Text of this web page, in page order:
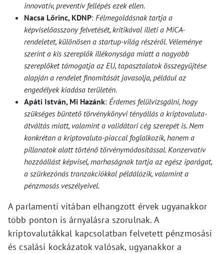
innovatív, preventív fellépés ezek ellen.
Nacsa Lőrinc, KDNP: Félmegoldásnak tartja a
képviselőasszony felvetését, kritikával illeti a MiCA-
rendeletet, különösen a startup-világ részéről. Véleménye
szerint a kis szereplők illékonysága miatt a nagyobb
szereplőket támogatja az EU, tapasztalatok összegyűjtése
alapján a rendelet finomítását javasolja, például az
engedélyek kiadása területén.
Apáti István, Mi Hazánk: Érdemes felülvizsgálni, hogy
szükséges büntető törvénykönyvi tényállás a kriptovaluta-
átváltás miatt, valamint a validátori cég szerepét is. Nem
konkrétan a kriptovaluta-piaccal foglalkozik, hanem a
pillanatok alatt történő törvénymódosítással. Konzervatív
hozzáállást képvisel, marhaságnak tartja az egész iparágat,
a szürkezónás tranzakciókkal példálózik, valamint a
pénzmosás veszélyeivel.
A parlamenti vitában elhangzott érvek ugyanakkor
több ponton is árnyalásra szorulnak. A
kriptovalutákkal kapcsolatban felvetett pénzmosási
és csalási kockázatok valósak, ugyanakkor a